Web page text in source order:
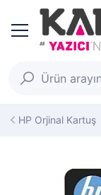
HP Orjinal Kartuş